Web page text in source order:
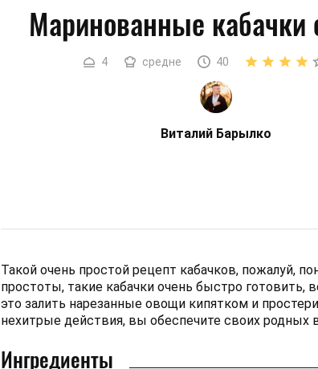
Маринованные кабачки
4 средне 40
Виталий Барылко
Такой очень простой рецепт кабачков, пожалуй,
простоты, такие кабачки очень быстро готовить,
это залить нарезанные овощи кипятком и
нехитрые действия, вы обеспечите своих родных
Ингредиенты